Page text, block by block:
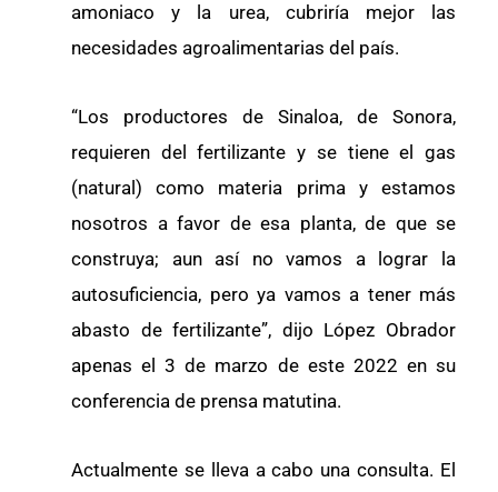
amoniaco y la urea, cubriría mejor las
necesidades agroalimentarias del país.
“Los productores de Sinaloa, de Sonora,
requieren del fertilizante y se tiene el gas
(natural) como materia prima y estamos
nosotros a favor de esa planta, de que se
construya; aun así no vamos a lograr la
autosuficiencia, pero ya vamos a tener más
abasto de fertilizante”, dijo López Obrador
apenas el 3 de marzo de este 2022 en su
conferencia de prensa matutina.
Actualmente se lleva a cabo una consulta. El